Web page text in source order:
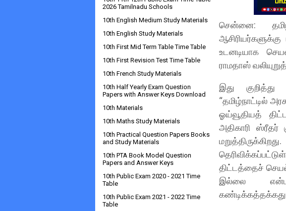
சென்னை:
உடனடியாக
ராமதாஸ்
இது குறித்து
“தமிழ்நாட்டில்
ஓய்வூதியத்
அதிகாரி ஸ்ரீதர்
திட்டத்தைச்
இல்லை
2026 Tamilnadu Schools
10th English Medium Study Materials
10th English Study Materials
10th First Mid Term Table Time Table
10th First Revision Test Time Table
10th French Study Materials
10th Half Yearly Exam Question
Papers with Answer Keys Download
10th Materials
10th Maths Study Materials
10th Practical Question Papers Books
and Study Materials
10th PTA Book Model Question
Papers and Answer Keys
10th Public Exam 2020 - 2021 Time
Table
10th Public Exam 2021 - 2022 Time
Table